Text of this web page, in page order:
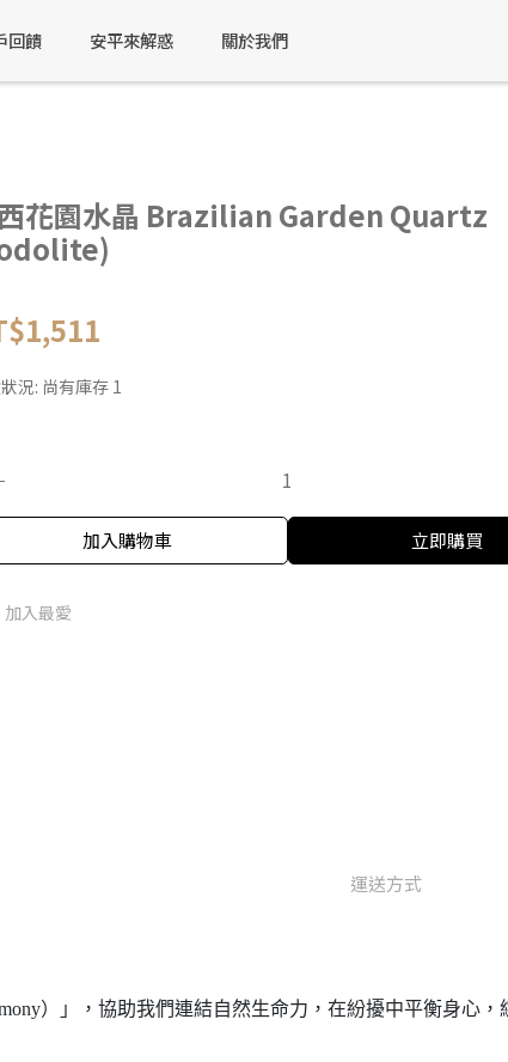
回饋 安平來解惑 關於我們
花園水晶 Brazilian Garden Quartz
況: 尚有庫存 1
加入購物車 立即購買
加入最愛
運送方式
）」，協助我們連結自然生命力，在紛擾中平衡身心，